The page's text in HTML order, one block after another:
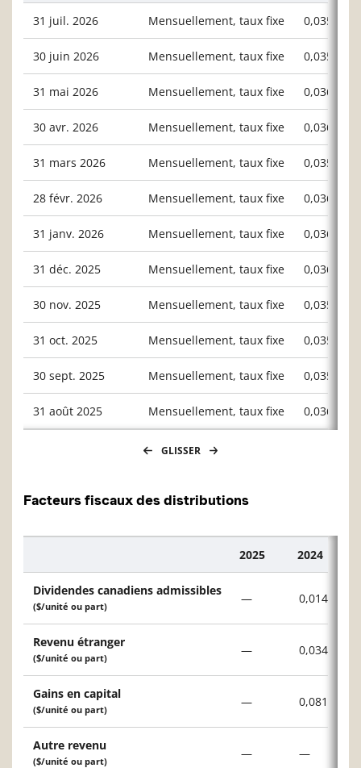
31 juil. 2026 Mensuellement, taux fixe 0,03564
30 juin 2026 Mensuellement, taux fixe 0,03524
31 mai 2026 Mensuellement, taux fixe 0,03630
30 avr. 2026 Mensuellement, taux fixe 0,03673
31 mars 2026 Mensuellement, taux fixe 0,03583
28 févr. 2026 Mensuellement, taux fixe 0,03666
31 janv. 2026 Mensuellement, taux fixe 0,03692
31 déc. 2025 Mensuellement, taux fixe 0,03627
30 nov. 2025 Mensuellement, taux fixe 0,03587
31 oct. 2025 Mensuellement, taux fixe 0,03569
30 sept. 2025 Mensuellement, taux fixe 0,03594
31 août 2025 Mensuellement, taux fixe 0,03642
GLISSER
Facteurs fiscaux des distributions
2025 2024
Dividendes canadiens admissibles
($/unité ou part)
— 0,014 $
Revenu étranger
($/unité ou part)
— 0,034 $
Gains en capital
($/unité ou part)
— 0,081 $
Autre revenu
($/unité ou part)
— —